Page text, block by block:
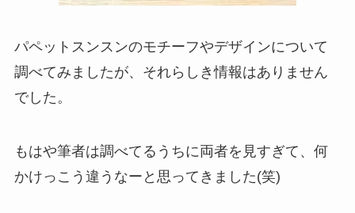
パペットスンスンのモチーフやデザインについて
調べてみましたが、それらしき情報はありません
でした。
もはや筆者は調べてるうちに両者を見すぎて、何
かけっこう違うなーと思ってきました(笑)